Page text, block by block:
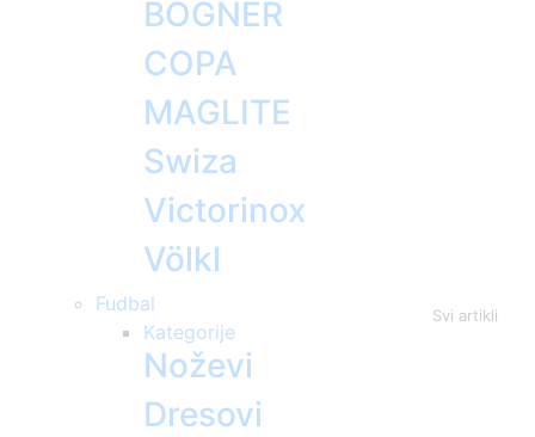
BOGNER
COPA
MAGLITE
Swiza
Victorinox
Völkl
Svi artikli
Fudbal
Kategorije
Noževi
Dresovi